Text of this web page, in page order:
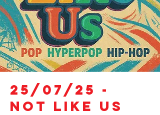
25/07/25 -
Not like Us